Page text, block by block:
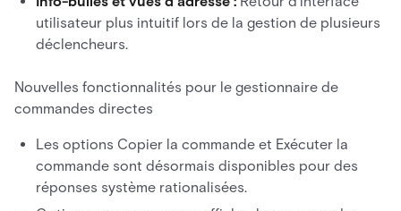
utilisateur plus intuitif lors de la gestion de plusieurs
déclencheurs.
Nouvelles fonctionnalités pour le gestionnaire de
commandes directes
Les options Copier la commande et Exécuter la
commande sont désormais disponibles pour des
réponses système rationalisées.